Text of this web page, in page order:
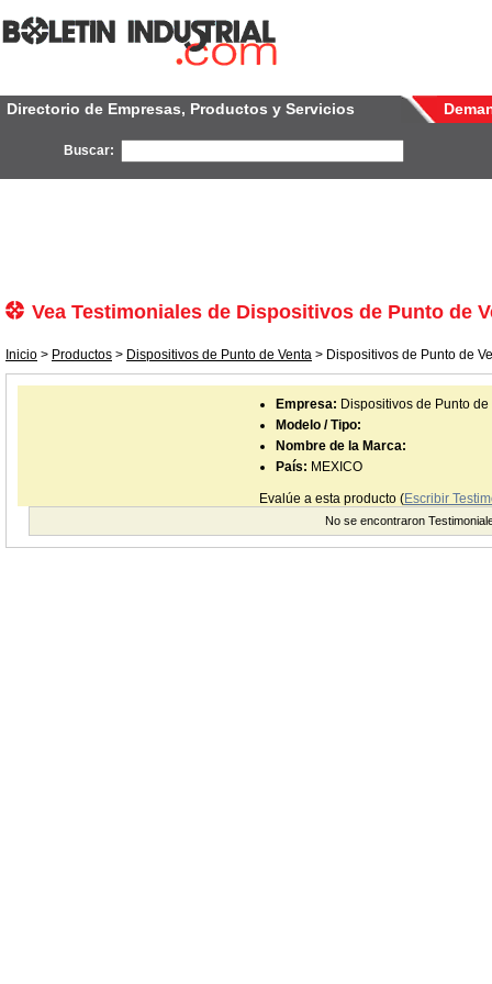
Directorio de Empresas, Productos y Servicios
Buscar:
Vea Testimoniales de Dispositivos de Punto de
Inicio > Productos > Dispositivos de Punto de Venta > Dispositivos de Punto de
Empresa: Dispositivos de Punto de
Modelo / Tipo:
Nombre de la Marca:
País: MEXICO
Evalúe a esta producto (Escribir
No se encontraron